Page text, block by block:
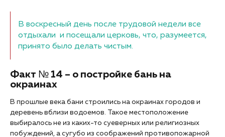
В воскресный день после трудовой недели все
отдыхали и посещали церковь, что, разумеется,
принято было делать чистым.
Факт № 14 – о постройке бань на
окраинах
В прошлые века бани строились на окраинах городов и
деревень вблизи водоемов. Такое местоположение
выбиралось не из каких-то суеверных или религиозных
побуждений, а сугубо из соображений противопожарной